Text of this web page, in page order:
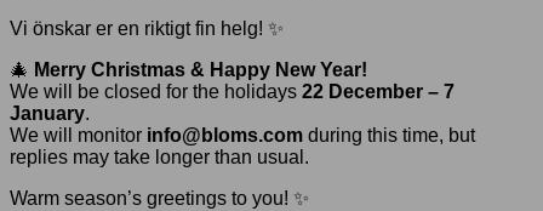
Vi önskar er en riktigt fin helg! ✨
🎄 Merry Christmas & Happy New Year!
We will be closed for the holidays 22 December – 7
January.
We will monitor info@bloms.com during this time, but
replies may take longer than usual.
Warm season’s greetings to you! ✨